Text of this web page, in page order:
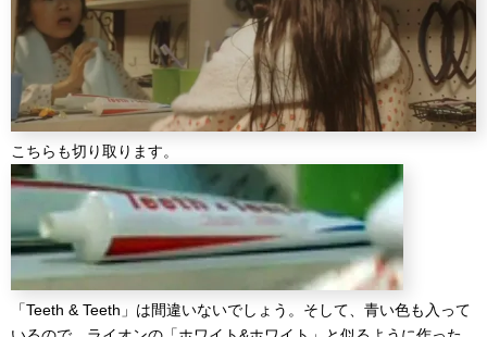
こちらも切り取ります。
「Teeth & Teeth」は間違いないでしょう。そして、青い色も入って